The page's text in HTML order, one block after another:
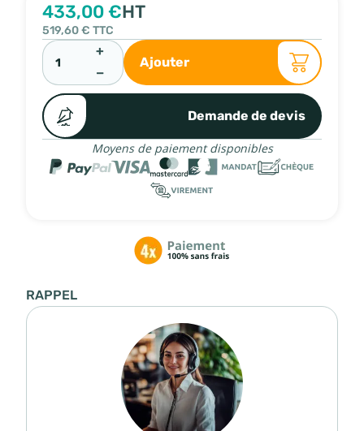
433,00 €HT
519,60 € TTC
+
−
Ajouter
Demande de devis
Moyens de paiement disponibles
RAPPEL